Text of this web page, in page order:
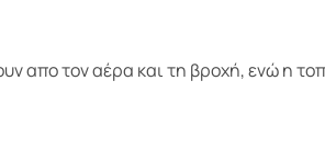
τον αέρα και τη βροχή, ενώ η